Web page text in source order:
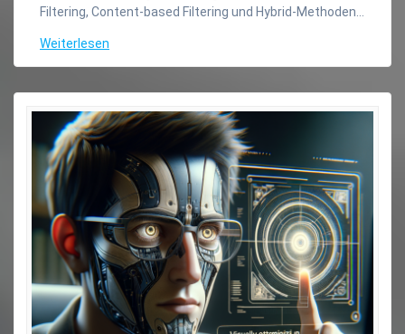
Filtering, Content-based Filtering und Hybrid-Methoden…
Weiterlesen